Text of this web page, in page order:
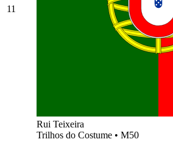
11
Rui Teixeira
Trilhos do Costume • M50